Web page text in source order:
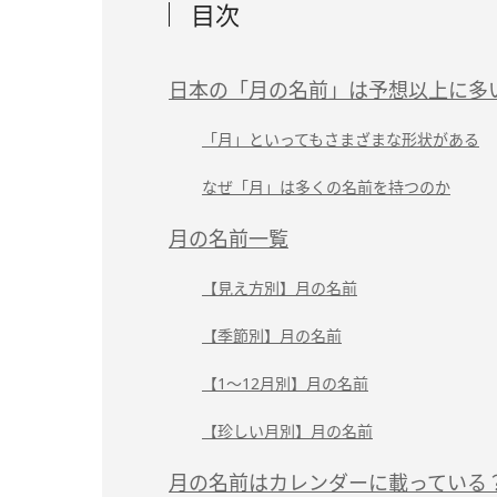
目次
日本の「月の名前」は予想以上に多
「月」といってもさまざまな形状がある
なぜ「月」は多くの名前を持つのか
月の名前一覧
【見え方別】月の名前
【季節別】月の名前
【1～12月別】月の名前
【珍しい月別】月の名前
月の名前はカレンダーに載っている